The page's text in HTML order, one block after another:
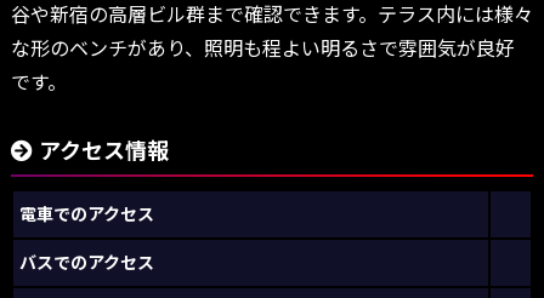
谷や新宿の高層ビル群まで確認できます。テラス内には様々
な形のベンチがあり、照明も程よい明るさで雰囲気が良好
です。
アクセス情報
電車でのアクセス
バスでのアクセス